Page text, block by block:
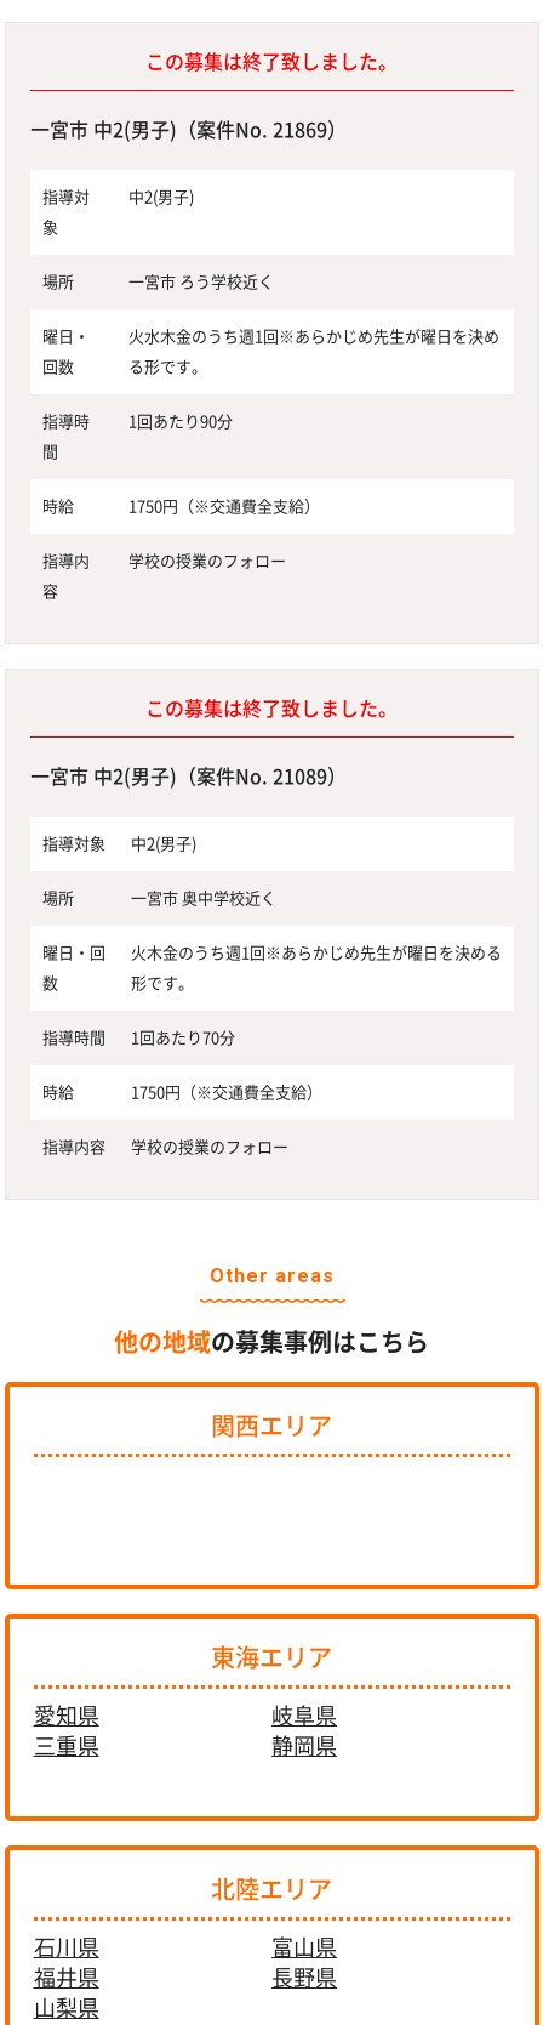
この募集は終了致しました。
一宮市 中2(男子)（案件No. 21869）
指導対
象
中2(男子)
場所 一宮市 ろう学校近く
曜日・
回数
火水木金のうち週1回※あらかじめ先生が曜日を決め
る形です。
指導時
間
1回あたり90分
時給 1750円（※交通費全支給）
指導内
容
学校の授業のフォロー
この募集は終了致しました。
一宮市 中2(男子)（案件No. 21089）
指導対象 中2(男子)
場所 一宮市 奥中学校近く
曜日・回
数
火木金のうち週1回※あらかじめ先生が曜日を決める
形です。
指導時間 1回あたり70分
時給 1750円（※交通費全支給）
指導内容 学校の授業のフォロー
Other areas
他の地域の募集事例はこちら
関西エリア
東海エリア
愛知県
岐阜県
三重県
静岡県
北陸エリア
石川県
富山県
福井県
長野県
山梨県